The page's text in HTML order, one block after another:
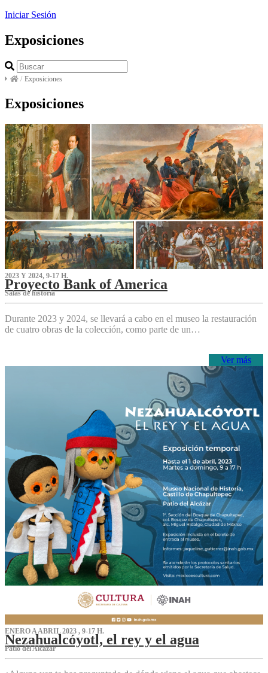
Iniciar Sesión
Exposiciones
/ Exposiciones
Exposiciones
2023 Y 2024, 9-17 H.
Proyecto Bank of America
S‌alas de historia
Durante 2023 y 2024, se llevará a cabo en el museo la restauración
de cuatro obras de la colección, como parte de un…
Ver más
ENERO A ABRIL 2023 , 9-17 H.
Nezahualcóyotl, el rey y el agua
Patio del Alcázar